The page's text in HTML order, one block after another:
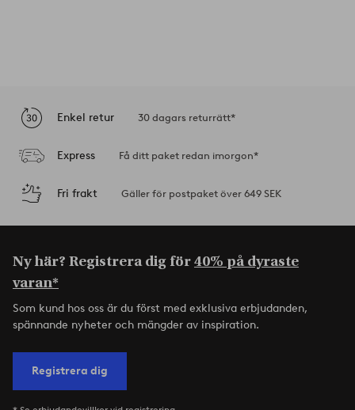
Enkel retur 30 dagars returrätt*
Express Få ditt paket redan imorgon*
Fri frakt Gäller för postpaket över 649 SEK
Ny här? Registrera dig för40% på dyraste
varan*
Som kund hos oss är du först med exklusiva erbjudanden,
spännande nyheter och mängder av inspiration.
Registrera dig